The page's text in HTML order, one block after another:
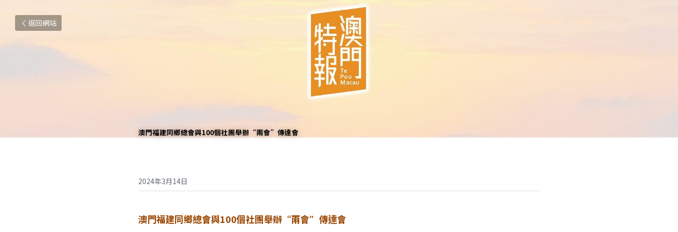
返回網站
澳門福建同鄉總會與100個社團舉辦“兩會”傳達會
2024年3月14日
澳門福建同鄉總會與100個社團舉辦“兩會”傳達會